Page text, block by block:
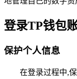
登录TP钱包
保护个人信息
在登录过程中,